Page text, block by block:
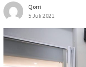
Qorri
5 Juli 2021